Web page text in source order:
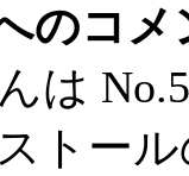
のコメ
は
トー